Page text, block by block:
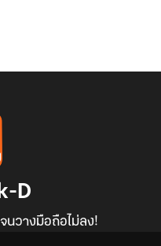
D
นวางมือถือไม่ลง!